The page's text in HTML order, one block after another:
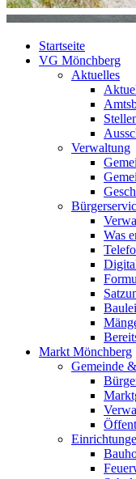
Startseite
VG Mönchberg
Aktuelles
Verwaltung
Was
Markt Mönchberg
Gemeinde